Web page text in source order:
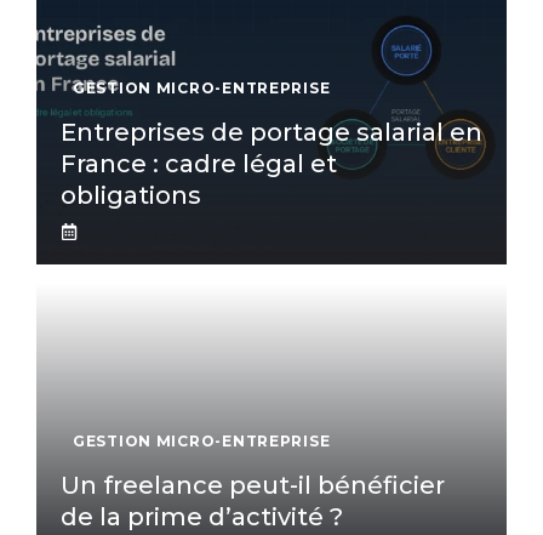
GESTION MICRO-ENTREPRISE
Entreprises de portage salarial en
France : cadre légal et
obligations
GESTION MICRO-ENTREPRISE
Un freelance peut-il bénéficier
de la prime d’activité ?